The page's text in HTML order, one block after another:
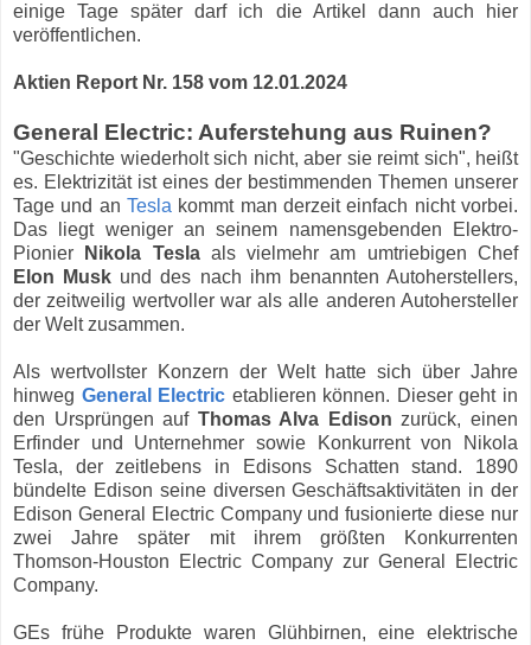
einige Tage später darf ich die Artikel dann auch hier
veröffentlichen.
Aktien Report Nr. 158 vom 12.01.2024
General Electric: Auferstehung aus Ruinen?
"Geschichte wiederholt sich nicht, aber sie reimt sich", heißt
es. Elektrizität ist eines der bestimmenden Themen unserer
Tage und an Tesla kommt man derzeit einfach nicht vorbei.
Das liegt weniger an seinem namensgebenden Elektro-
Pionier
Nikola Teslaals vielmehr am umtriebigen Chef
Elon Musk und des nach ihm benannten Autoherstellers,
der zeitweilig wertvoller war als alle anderen Autohersteller
der Welt zusammen.
Als wertvollster Konzern der Welt hatte sich über Jahre
hinweg General Electric etablieren können. Dieser geht in
den Ursprüngen auf Thomas Alva Edison zurück, einen
Erfinder und Unternehmer sowie Konkurrent von Nikola
Tesla, der zeitlebens in Edisons Schatten stand. 1890
bündelte Edison seine diversen Geschäftsaktivitäten in der
Edison General Electric Company und fusionierte diese nur
zwei Jahre später mit ihrem größten Konkurrenten
Thomson-Houston Electric Company zur General Electric
Company.
GEs frühe Produkte waren Glühbirnen, eine elektrische